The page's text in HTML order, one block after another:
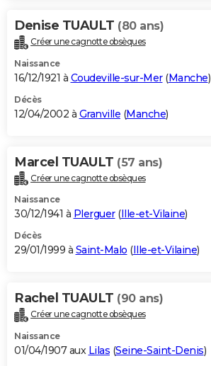
Denise TUAULT (80 ans)
Créer une cagnotte obsèques
Naissance
16/12/1921 à Coudeville-sur-Mer(Manche)
Décès
12/04/2002 à Granville (Manche)
Marcel TUAULT (57 ans)
Créer une cagnotte obsèques
Naissance
30/12/1941 à Plerguer(Ille-et-Vilaine)
Décès
29/01/1999 à Saint-Malo (Ille-et-Vilaine)
Rachel TUAULT (90 ans)
Créer une cagnotte obsèques
Naissance
01/04/1907 aux Lilas (Seine-Saint-Denis)